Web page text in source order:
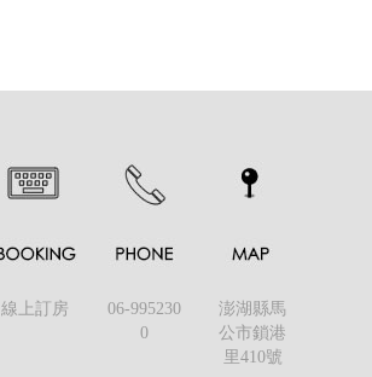
線上訂房
06-995230
0
澎湖縣馬
公市鎖港
里410號